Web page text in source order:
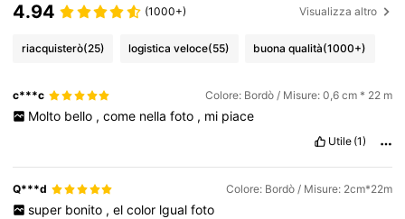
4.94 (1000+) Visualizza altro
riacquisterò(25) logistica veloce(55) buona qualità(1000+)
c***c Colore: Bordò / Misure: 0,6 cm * 22 m
Molto bello , come nella foto , mi piace
Utile (1)
Q***d Colore: Bordò / Misure: 2cm*22m
super bonito , el color lgual foto